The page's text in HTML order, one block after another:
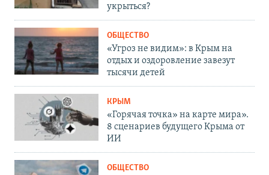
укрыться?
ОБЩЕСТВО
«Угроз не видим»: в Крым на
отдых и оздоровление завезут
тысячи детей
КРЫМ
«Горячая точка» на карте мира».
8 сценариев будущего Крыма от
ИИ
ОБЩЕСТВО